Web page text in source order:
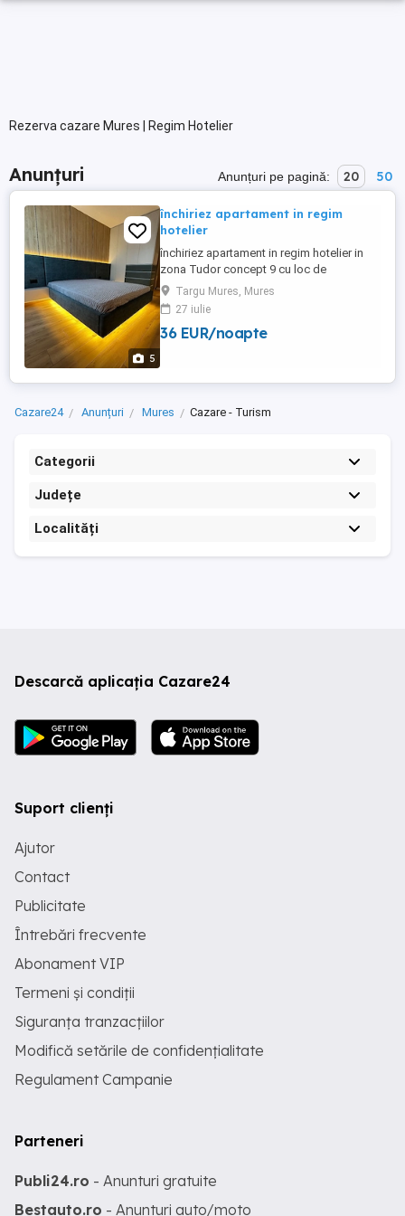
Rezerva cazare Mures | Regim Hotelier
Anunțuri Anunțuri pe pagină: 20 50
5
închiriez apartament in regim
hotelier
închiriez apartament in regim hotelier in
zona Tudor concept 9 cu loc de
parcare.prețul este de la 190-230ron pe
noapte.pretul se negociază in funcție de
nr de nopți si persoane.exclus escorte si
petreceri
Targu Mures, Mures
27 iulie
36 EUR/noapte
Cazare24 Anunțuri Mures Cazare - Turism
Categorii
Județe
Localități
Descarcă aplicația Cazare24
Suport clienți
Ajutor
Contact
Publicitate
Întrebări frecvente
Abonament VIP
Termeni și condiții
Siguranța tranzacțiilor
Modifică setările de confidențialitate
Regulament Campanie
Parteneri
Publi24.ro - Anunturi gratuite
Bestauto.ro - Anunturi auto/moto